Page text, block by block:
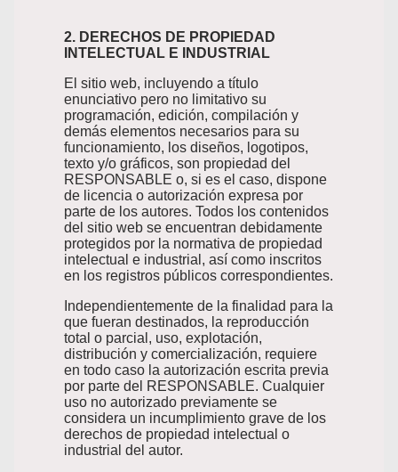
2. DERECHOS DE PROPIEDAD
INTELECTUAL E INDUSTRIAL
El sitio web, incluyendo a título
enunciativo pero no limitativo su
programación, edición, compilación y
demás elementos necesarios para su
funcionamiento, los diseños, logotipos,
texto y/o gráficos, son propiedad del
RESPONSABLE o, si es el caso, dispone
de licencia o autorización expresa por
parte de los autores. Todos los contenidos
del sitio web se encuentran debidamente
protegidos por la normativa de propiedad
intelectual e industrial, así como inscritos
en los registros públicos correspondientes.
Independientemente de la finalidad para la
que fueran destinados, la reproducción
total o parcial, uso, explotación,
distribución y comercialización, requiere
en todo caso la autorización escrita previa
por parte del RESPONSABLE. Cualquier
uso no autorizado previamente se
considera un incumplimiento grave de los
derechos de propiedad intelectual o
industrial del autor.